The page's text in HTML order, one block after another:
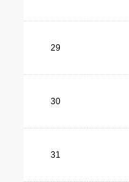
29
30
31